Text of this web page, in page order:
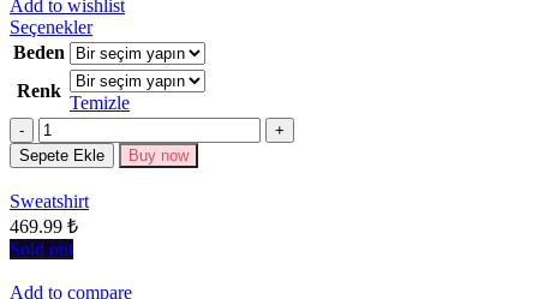
Add to wishlist
SeçeneklerBu
ürünün
birden
fazla
varyasyonu
Seçenekler
Beden
Renk
Temizle
Miktar
Sepete Ekle Buy now
Sweatshirt
469.99 ₺
Sold out
Add to compare